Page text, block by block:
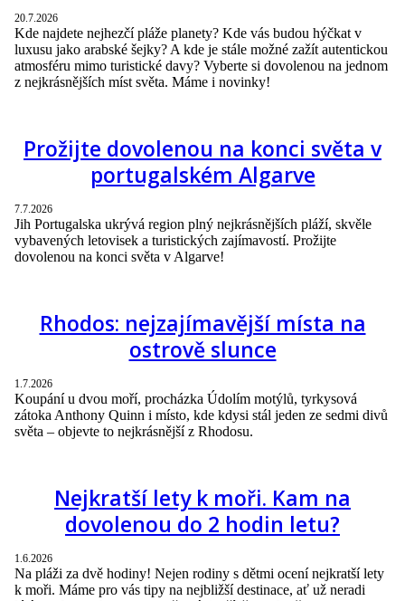
20.7.2026
Kde najdete nejhezčí pláže planety? Kde vás budou hýčkat v
luxusu jako arabské šejky? A kde je stále možné zažít autentickou
atmosféru mimo turistické davy? Vyberte si dovolenou na jednom
z nejkrásnějších míst světa. Máme i novinky!
Prožijte dovolenou na konci světa v
portugalském Algarve
7.7.2026
Jih Portugalska ukrývá region plný nejkrásnějších pláží, skvěle
vybavených letovisek a turistických zajímavostí. Prožijte
dovolenou na konci světa v Algarve!
Rhodos: nejzajímavější místa na
ostrově slunce
1.7.2026
Koupání u dvou moří, procházka Údolím motýlů, tyrkysová
zátoka Anthony Quinn i místo, kde kdysi stál jeden ze sedmi divů
světa – objevte to nejkrásnější z Rhodosu.
Nejkratší lety k moři. Kam na
dovolenou do 2 hodin letu?
1.6.2026
Na pláži za dvě hodiny! Nejen rodiny s dětmi ocení nejkratší lety
k moři. Máme pro vás tipy na nejbližší destinace, ať už neradi